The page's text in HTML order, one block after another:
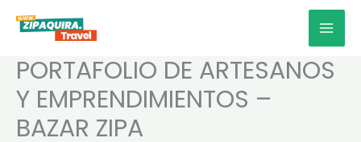
PORTAFOLIO DE ARTESANOS
Y EMPRENDIMIENTOS –
BAZAR ZIPA